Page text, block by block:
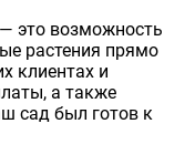
это возможность
растения прямо
клиентах и
а также
сад был готов к